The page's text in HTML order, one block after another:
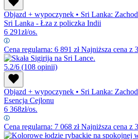
Objazd + wypoczynek • Sri Lanka:
Sri Lanka - Łza z policzka Indii
6 291zł/os.
Cena regularna: 6 891 złNajniższa cena z
5.2/6 (108 opinii)
Objazd + wypoczynek • Sri Lanka:
Esencja Cejlonu
6 368zł/os.
Cena regularna: 7 068 złNajniższa cena z